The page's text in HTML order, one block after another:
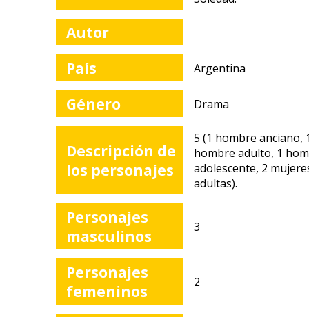
Autor
País
Argentina
Género Drama
Descripción de
los personajes
5 (1 hombre anciano,
hombre adulto, 1
adolescente, 2
adultas).
Personajes
masculinos
3
Personajes
femeninos
2